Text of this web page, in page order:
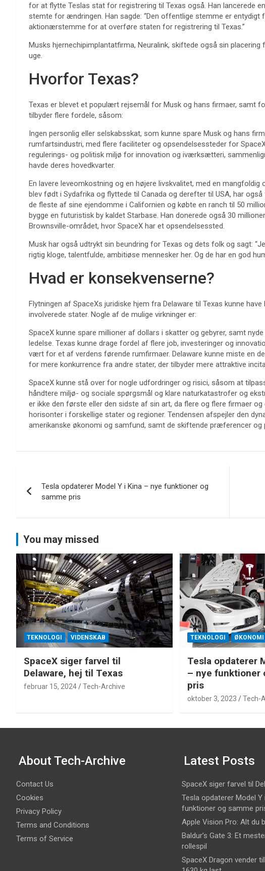
for at flytte Teslas stat for registrering til Texas også. Han lancerede
stemte for ændringen. Han sagde: “Den offentlige stemme er entydigt
aktionærstemme for at overføre staten for registrering til Texas.”
Musks hjernechipimplantatfirma, Neuralink, skiftede også sin
uge.
Hvorfor Texas?
Texas er blevet et populært rejsemål for Musk og hans firmaer, samt
tilbyder flere fordele, såsom:
Ingen personlig eller selskabsskat, som kunne spare Musk og hans
rumfartsindustri, med flere faciliteter og opsendelsessteder for
regulerings- og politisk miljø for innovation og iværksætteri,
havde deres hovedkvarter.
En lavere leveomkostning og en højere livskvalitet, med en mangfoldig
blev født i Sydafrika og flyttede til Canada og derefter til USA, har
de fleste af sine ejendomme i Californien og købte en ranch til 50
bygge en futuristisk by kaldet Starbase. Han donerede også 30
Brownsville-området, hvor SpaceX har et opsendelsessted.
Musk har også udtrykt sin beundring for Texas og dets folk og sagt:
rigtig kloge, talentfulde, ambitiøse mennesker her. Og de har en god
Hvad er konsekvenserne?
Flytningen af SpaceXs juridiske hjem fra Delaware til Texas kunne
involverede stater. Nogle af de mulige virkninger er:
SpaceX kunne spare millioner af dollars i skatter og gebyrer, samt
ledelse. Texas kunne drage fordel af flere job, investeringer og
vært for et af verdens førende rumfirmaer. Delaware kunne miste en
for mere konkurrence fra andre stater, der tilbyder mere attraktive
SpaceX kunne stå over for nogle udfordringer og risici, såsom at
håndtere miljø- og sociale spørgsmål og klare naturkatastrofer og
er ikke den første eller den sidste af sin art, da flere og flere firmaer
horisonter i forskellige stater og regioner. Tendensen afspejler den
amerikanske økonomi og samfund, samt de skiftende præferencer og
Tesla opdaterer Model Y i Kina – nye funktioner og
samme pris
You may missed
TEKNOLOGI VIDENSKAB
SpaceX siger farvel til
Delaware, hej til Texas
februar 15, 2024 Tech-Archive
TEKNOLOGI ØKONOMI
Tesla opdaterer
– nye funktioner
pris
oktober 3, 2023 Tech-
About Tech-Archive
Contact Us
Cookies
Privacy Policy
Terms and Conditions
Terms of Service
Latest Posts
SpaceX siger farvel til
Tesla opdaterer Model Y
funktioner og samme
Apple Vision Pro: Alt du
Baldur’s Gate 3: Et
rollespil
SpaceX Dragon vender